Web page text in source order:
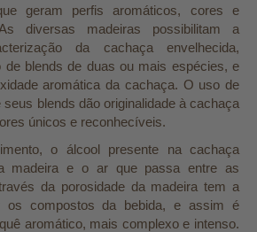
geram perfis aromáticos, cores e
diversas madeiras possibilitam a
da cachaça envelhecida,
de blends de duas ou mais espécies, e
aromática da cachaça. O uso de
blends dão originalidade à cachaça
únicos e reconhecíveis.
o álcool presente na cachaça
madeira e o ar que passa entre as
da porosidade da madeira tem a
os compostos da bebida, e assim é
aromático, mais complexo e intenso.